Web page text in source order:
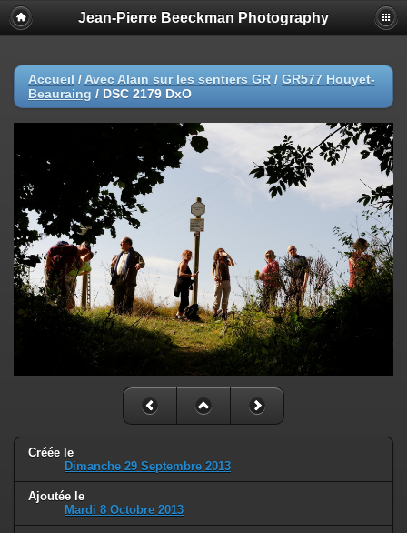
Jean-Pierre Beeckman Photography
Accueil / Avec Alain sur les sentiers GR / GR577 Houyet-
Beauraing / DSC 2179 DxO
Créée le
Dimanche 29 Septembre 2013
Ajoutée le
Mardi 8 Octobre 2013